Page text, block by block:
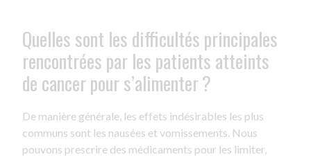
Quelles sont les difficultés principales
rencontrées par les patients atteints
de cancer pour s’alimenter ?
De manière générale, les effets indésirables les plus
communs sont les nausées et vomissements. Nous
pouvons prescrire des médicaments pour les limiter,